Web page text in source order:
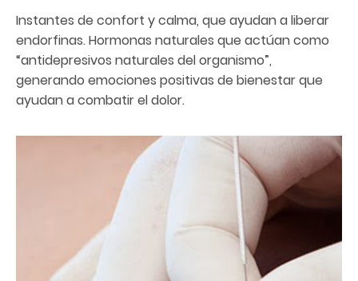
Instantes de confort y calma, que ayudan a liberar
endorfinas. Hormonas naturales que actúan como
“antidepresivos naturales del organismo”,
generando emociones positivas de bienestar que
ayudan a combatir el dolor.